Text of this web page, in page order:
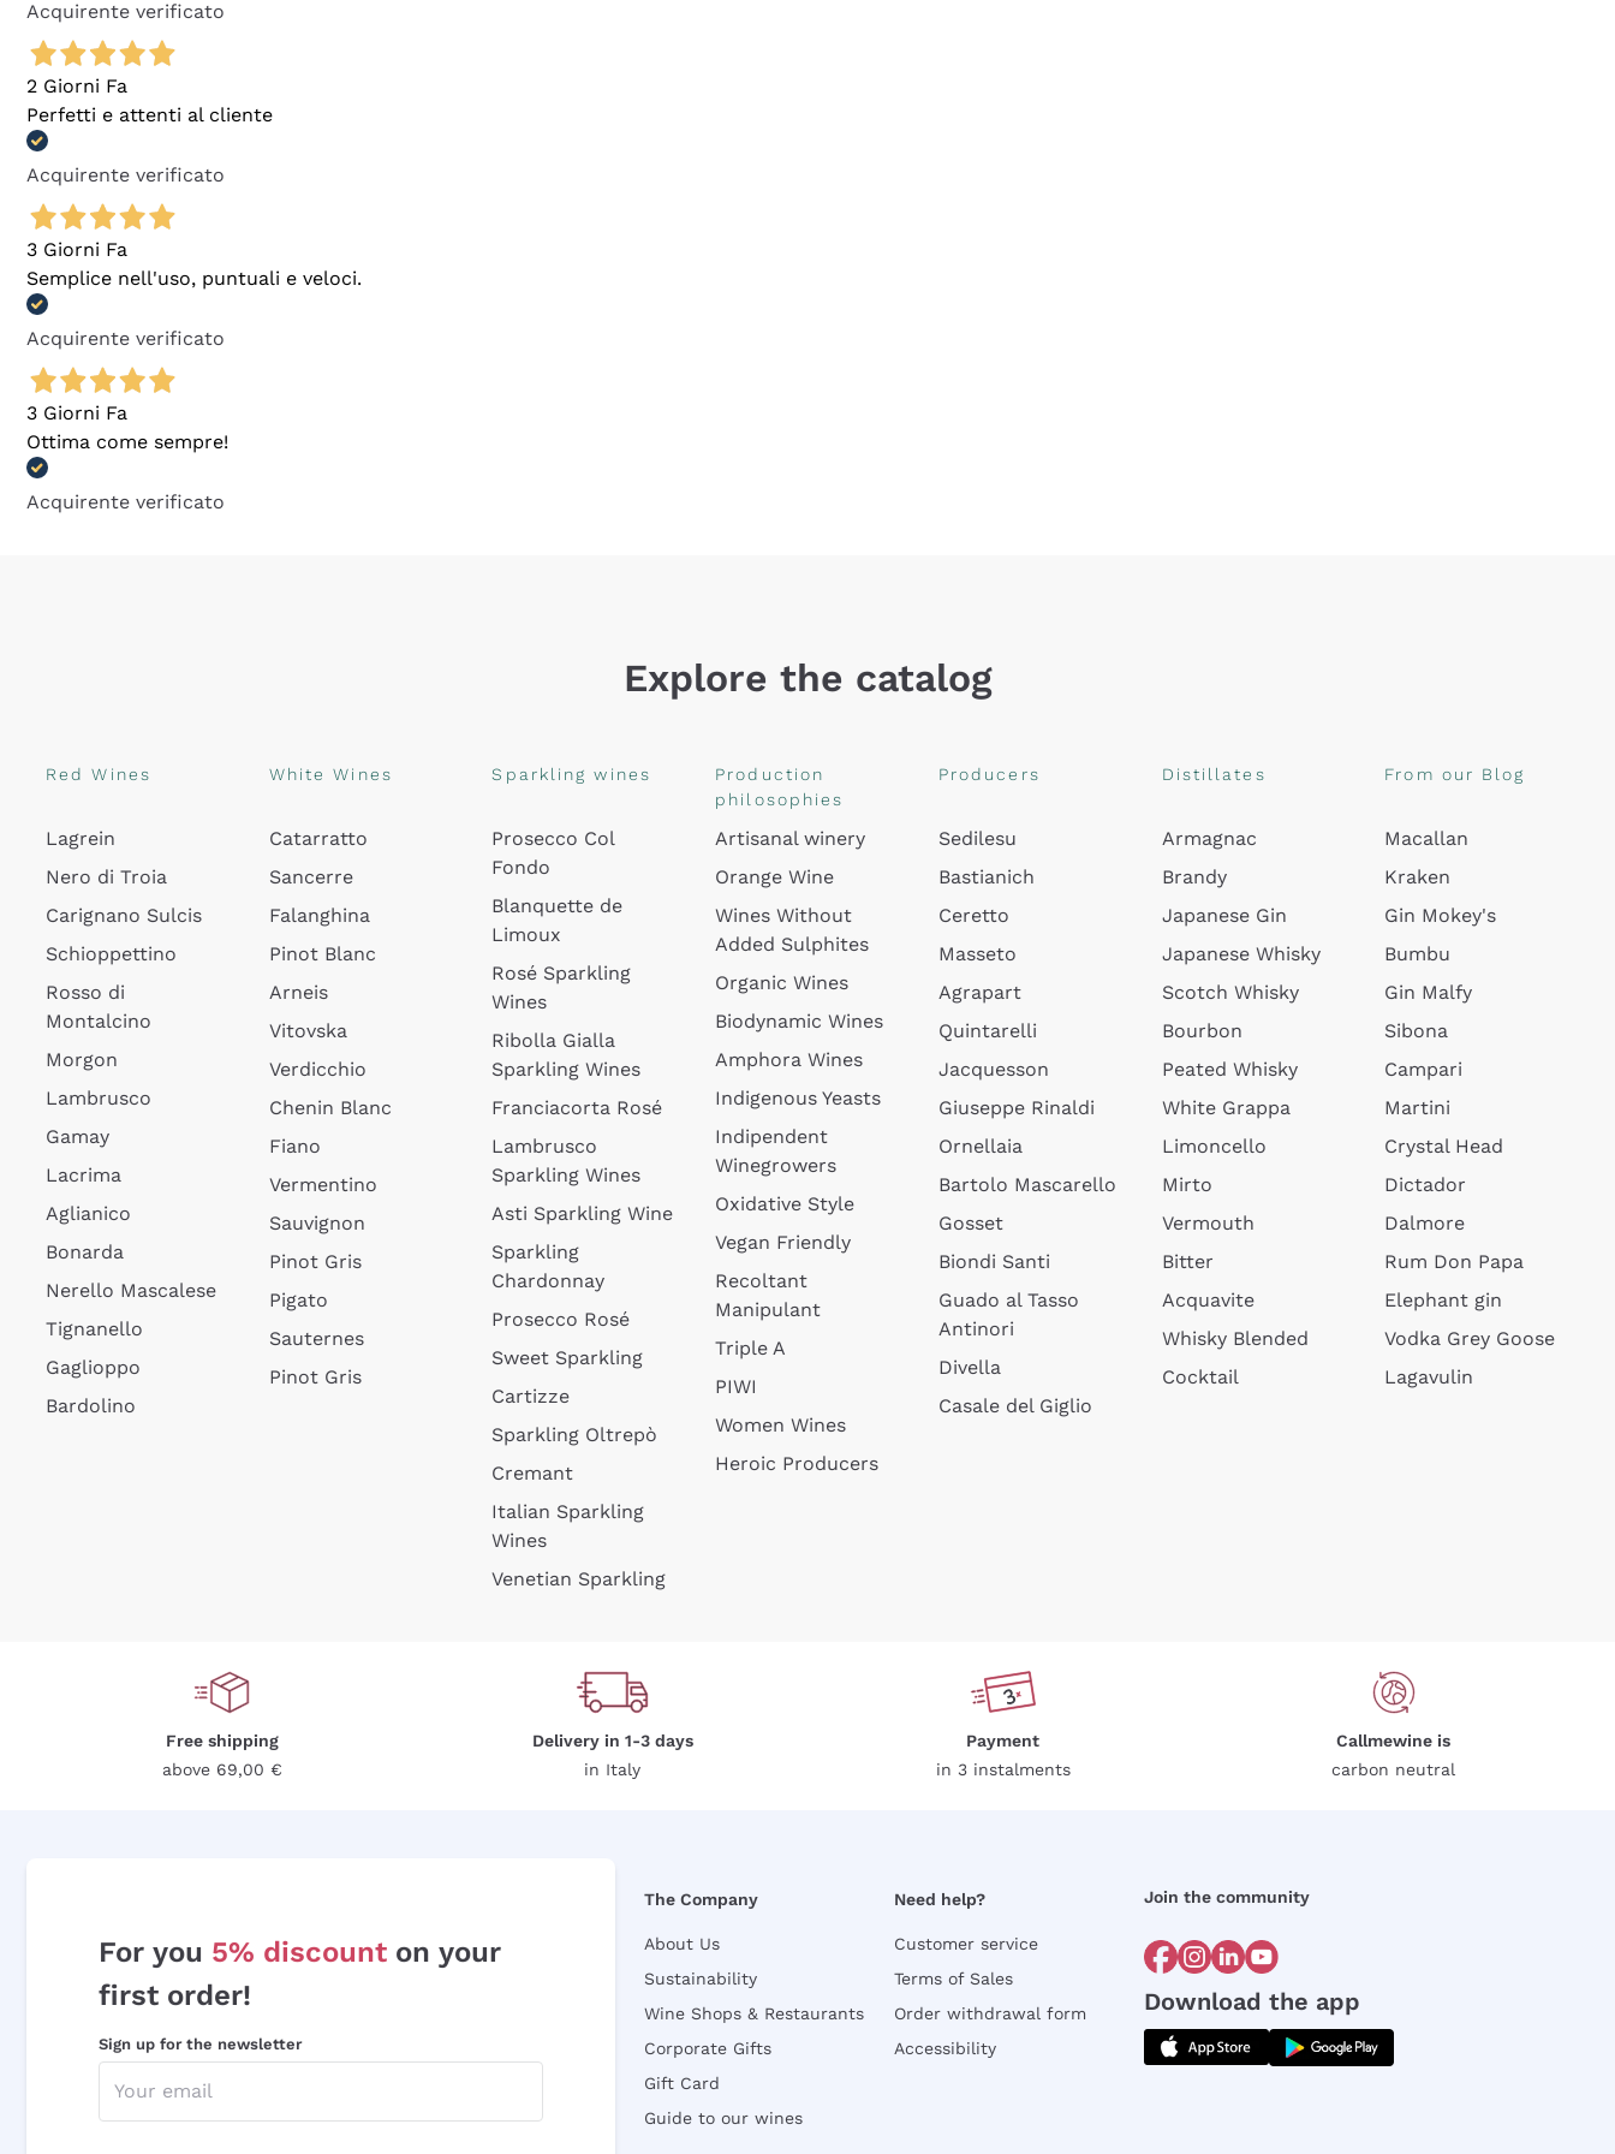
Acquirente verificato
2 Giorni Fa
Perfetti e attenti al cliente
Acquirente verificato
3 Giorni Fa
Semplice nell'uso, puntuali e veloci.
Acquirente verificato
3 Giorni Fa
Ottima come sempre!
Acquirente verificato
Explore the catalog
Red Wines
Lagrein
Nero di Troia
Carignano Sulcis
Schioppettino
Rosso di
Montalcino
Morgon
Lambrusco
Gamay
Lacrima
Aglianico
Bonarda
Nerello Mascalese
Tignanello
Gaglioppo
Bardolino
White Wines
Catarratto
Sancerre
Falanghina
Pinot Blanc
Arneis
Vitovska
Verdicchio
Chenin Blanc
Fiano
Vermentino
Sauvignon
Pinot Gris
Pigato
Sauternes
Pinot Gris
Sparkling wines
Prosecco Col
Fondo
Blanquette de
Limoux
Rosé Sparkling
Wines
Ribolla Gialla
Sparkling Wines
Franciacorta Rosé
Lambrusco
Sparkling Wines
Asti Sparkling Wine
Sparkling
Chardonnay
Prosecco Rosé
Sweet Sparkling
Cartizze
Sparkling Oltrepò
Cremant
Italian Sparkling
Wines
Venetian Sparkling
Production
philosophies
Artisanal winery
Orange Wine
Wines Without
Added Sulphites
Organic Wines
Biodynamic Wines
Amphora Wines
Indigenous Yeasts
Indipendent
Winegrowers
Oxidative Style
Vegan Friendly
Recoltant
Manipulant
Triple A
PIWI
Women Wines
Heroic Producers
Producers
Sedilesu
Bastianich
Ceretto
Masseto
Agrapart
Quintarelli
Jacquesson
Giuseppe Rinaldi
Ornellaia
Bartolo Mascarello
Gosset
Biondi Santi
Guado al Tasso
Antinori
Divella
Casale del Giglio
Distillates
Armagnac
Brandy
Japanese Gin
Japanese Whisky
Scotch Whisky
Bourbon
Peated Whisky
White Grappa
Limoncello
Mirto
Vermouth
Bitter
Acquavite
Whisky Blended
Cocktail
From our Blog
Macallan
Kraken
Gin Mokey's
Bumbu
Gin Malfy
Sibona
Campari
Martini
Crystal Head
Dictador
Dalmore
Rum Don Papa
Elephant gin
Vodka Grey Goose
Lagavulin
Free shipping
above 69,00 €
Delivery in 1-3 days
in Italy
Payment
in 3 instalments
Callmewine is
carbon neutral
For you 5% discount on your
first order!
Sign up for the newsletter
The Company
About Us
Sustainability
Wine Shops & Restaurants
Corporate Gifts
Gift Card
Guide to our wines
Need help?
Customer service
Terms of Sales
Order withdrawal form
Accessibility
Join the community
Download the app